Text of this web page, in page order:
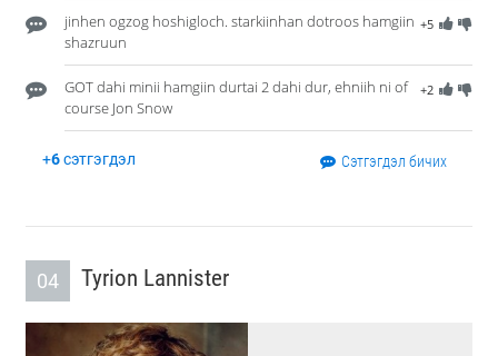
+5
jinhen ogzog hoshigloch. starkiinhan dotroos hamgiin
shazruun
+2
GOT dahi minii hamgiin durtai 2 dahi dur, ehniih ni of
course Jon Snow
+6сэтгэгдэл Сэтгэгдэл бичих
04 Tyrion Lannister